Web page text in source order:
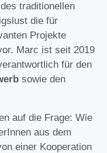
traditionellen
die für
Projekte
Marc ist seit 2019
für den
sowie den
auf die Frage: Wie
aus dem
einer Kooperation